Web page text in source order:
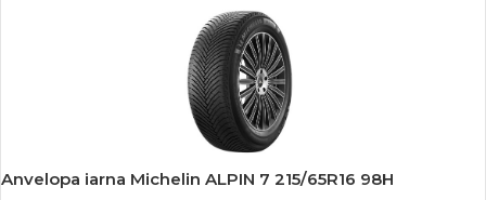
-15%
Anvelopa iarna Michelin ALPIN 7 215/65R16 98H